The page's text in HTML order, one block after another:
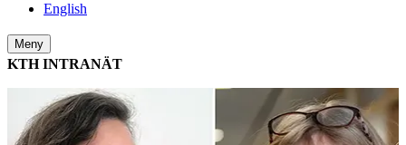
English
Meny
KTH INTRANÄT